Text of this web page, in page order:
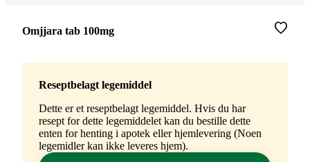
Merke:
Omjjara tab 100mg
Reseptbelagt legemiddel
Dette er et reseptbelagt legemiddel. Hvis du har
resept for dette legemiddelet kan du bestille dette
enten for henting i apotek eller hjemlevering (Noen
legemidler kan ikke leveres hjem).